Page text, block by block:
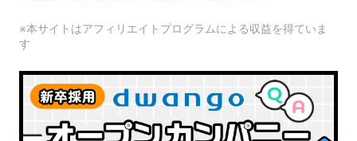
※本サイトはアフィリエイトプログラムによる収益を得ていま
す